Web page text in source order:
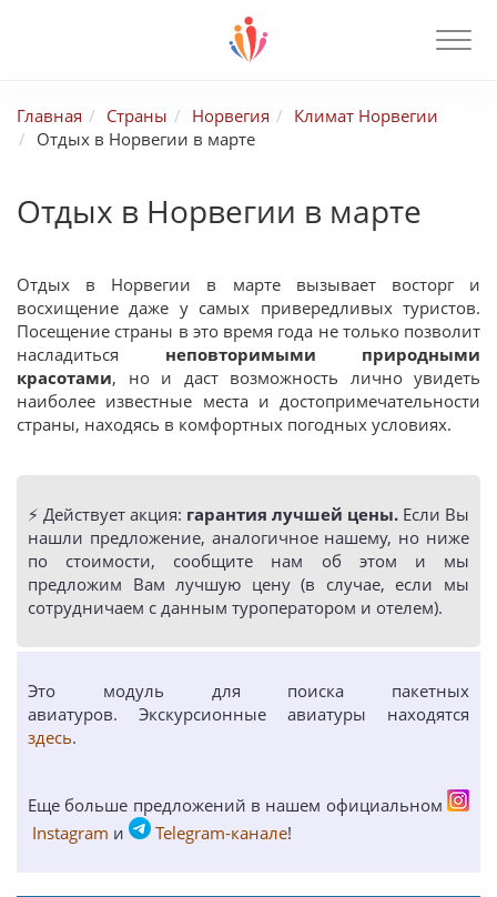
Главная Страны Норвегия
Климат Норвегии
Отдых в Норвегии в марте
Отдых в Норвегии в марте
Отдых в Норвегии в марте вызывает восторг и
восхищение даже у самых привередливых туристов.
Посещение страны в это время года не только позволит
насладиться неповторимыми природными
красотами, но и даст возможность лично увидеть
наиболее известные места и достопримечательности
страны, находясь в комфортных погодных условиях.
⚡️ Действует акция: гарантия лучшей цены. Если Вы
нашли предложение, аналогичное нашему, но ниже
по стоимости, сообщите нам об этом и мы
предложим Вам лучшую цену (в случае, если мы
сотрудничаем с данным туроператором и отелем).
Это модуль для поиска пакетных
авиатуров. Экскурсионные авиатуры находятся
здесь.
Еще больше предложений в нашем официальном
Instagram и Telegram-канале!